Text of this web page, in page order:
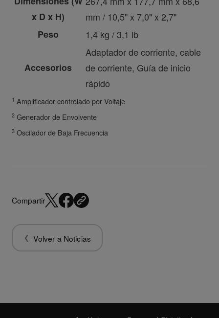
x D x H)
mm / 10,5" x 7,0" x 2,7"
Peso
1,4 kg / 3,1 lb
Accesorios
Adaptador de corriente, cable
de corriente, Guía de inicio
rápido
1 Amplificador controlado por Voltaje
2Generador de Envolvente
3Oscilador de Baja Frecuencia
Compartir
Volver a Noticias